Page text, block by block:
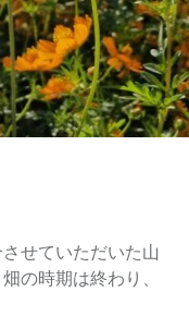
せていただいた山
の時期は終わり、